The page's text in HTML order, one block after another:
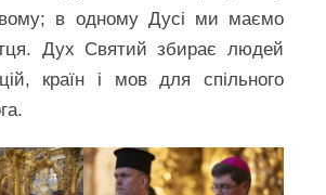
в одному Дусі ми маємо
Дух Святий збирає людей
країн і мов для спільного